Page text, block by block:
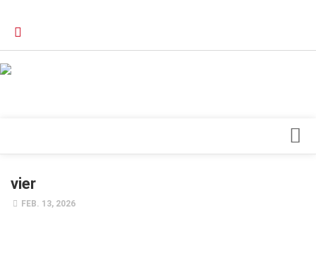
Forschung
vier
FEB. 13, 2026